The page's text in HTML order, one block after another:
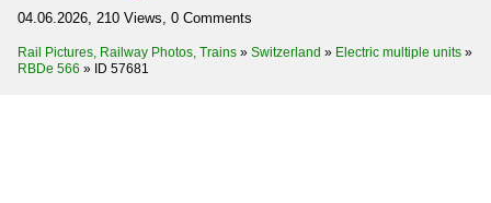
04.06.2026, 210 Views, 0 Comments
Rail Pictures, Railway Photos, Trains » Switzerland » Electric multiple units »
RBDe 566 » ID 57681